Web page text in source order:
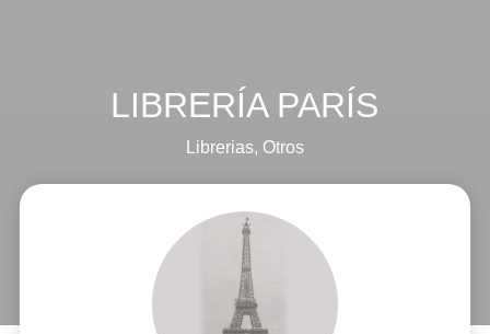
LIBRERÍA PARÍS
Librerias, Otros